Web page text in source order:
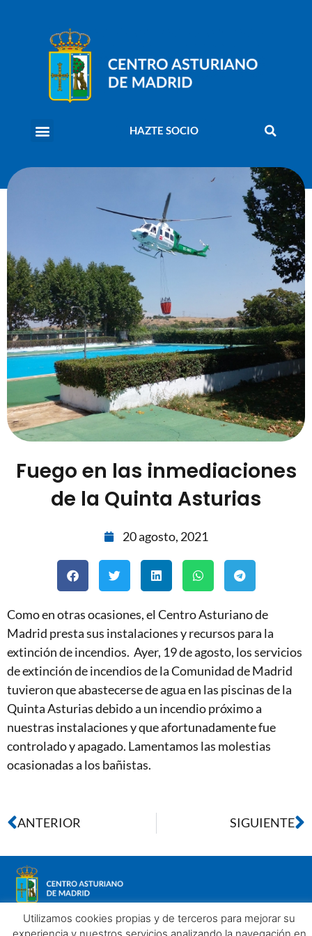
HAZTE SOCIO
Fuego en las inmediaciones
de la Quinta Asturias
20 agosto, 2021
Como en otras ocasiones, el Centro Asturiano de
Madrid presta sus instalaciones y recursos para la
extinción de incendios. Ayer, 19 de agosto, los servicios
de extinción de incendios de la Comunidad de Madrid
tuvieron que abastecerse de agua en las piscinas de la
Quinta Asturias debido a un incendio próximo a
nuestras instalaciones y que afortunadamente fue
controlado y apagado. Lamentamos las molestias
ocasionadas a los bañistas.
ANTERIOR SIGUIENTE
Utilizamos cookies propias y de terceros para mejorar su